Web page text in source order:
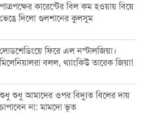
পাত্রপক্ষের কারেন্টের বিল কম হওয়ায় বিয়ে
ভেঙে দিলো গুলশানের কুলসুম
লোডশেডিংয়ে ফিরে এল নস্টালজিয়া।
মিলেনিয়ালরা বলল, থ্যাংকিউ তারেক জিয়া!
শুধু শুধু আমাদের ওপর বিদ্যুত বিলের দায়
চাপাবেন না: মামদো ভূত